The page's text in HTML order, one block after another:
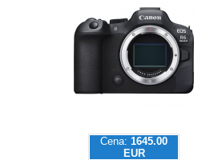
Cena: 1645.00
EUR